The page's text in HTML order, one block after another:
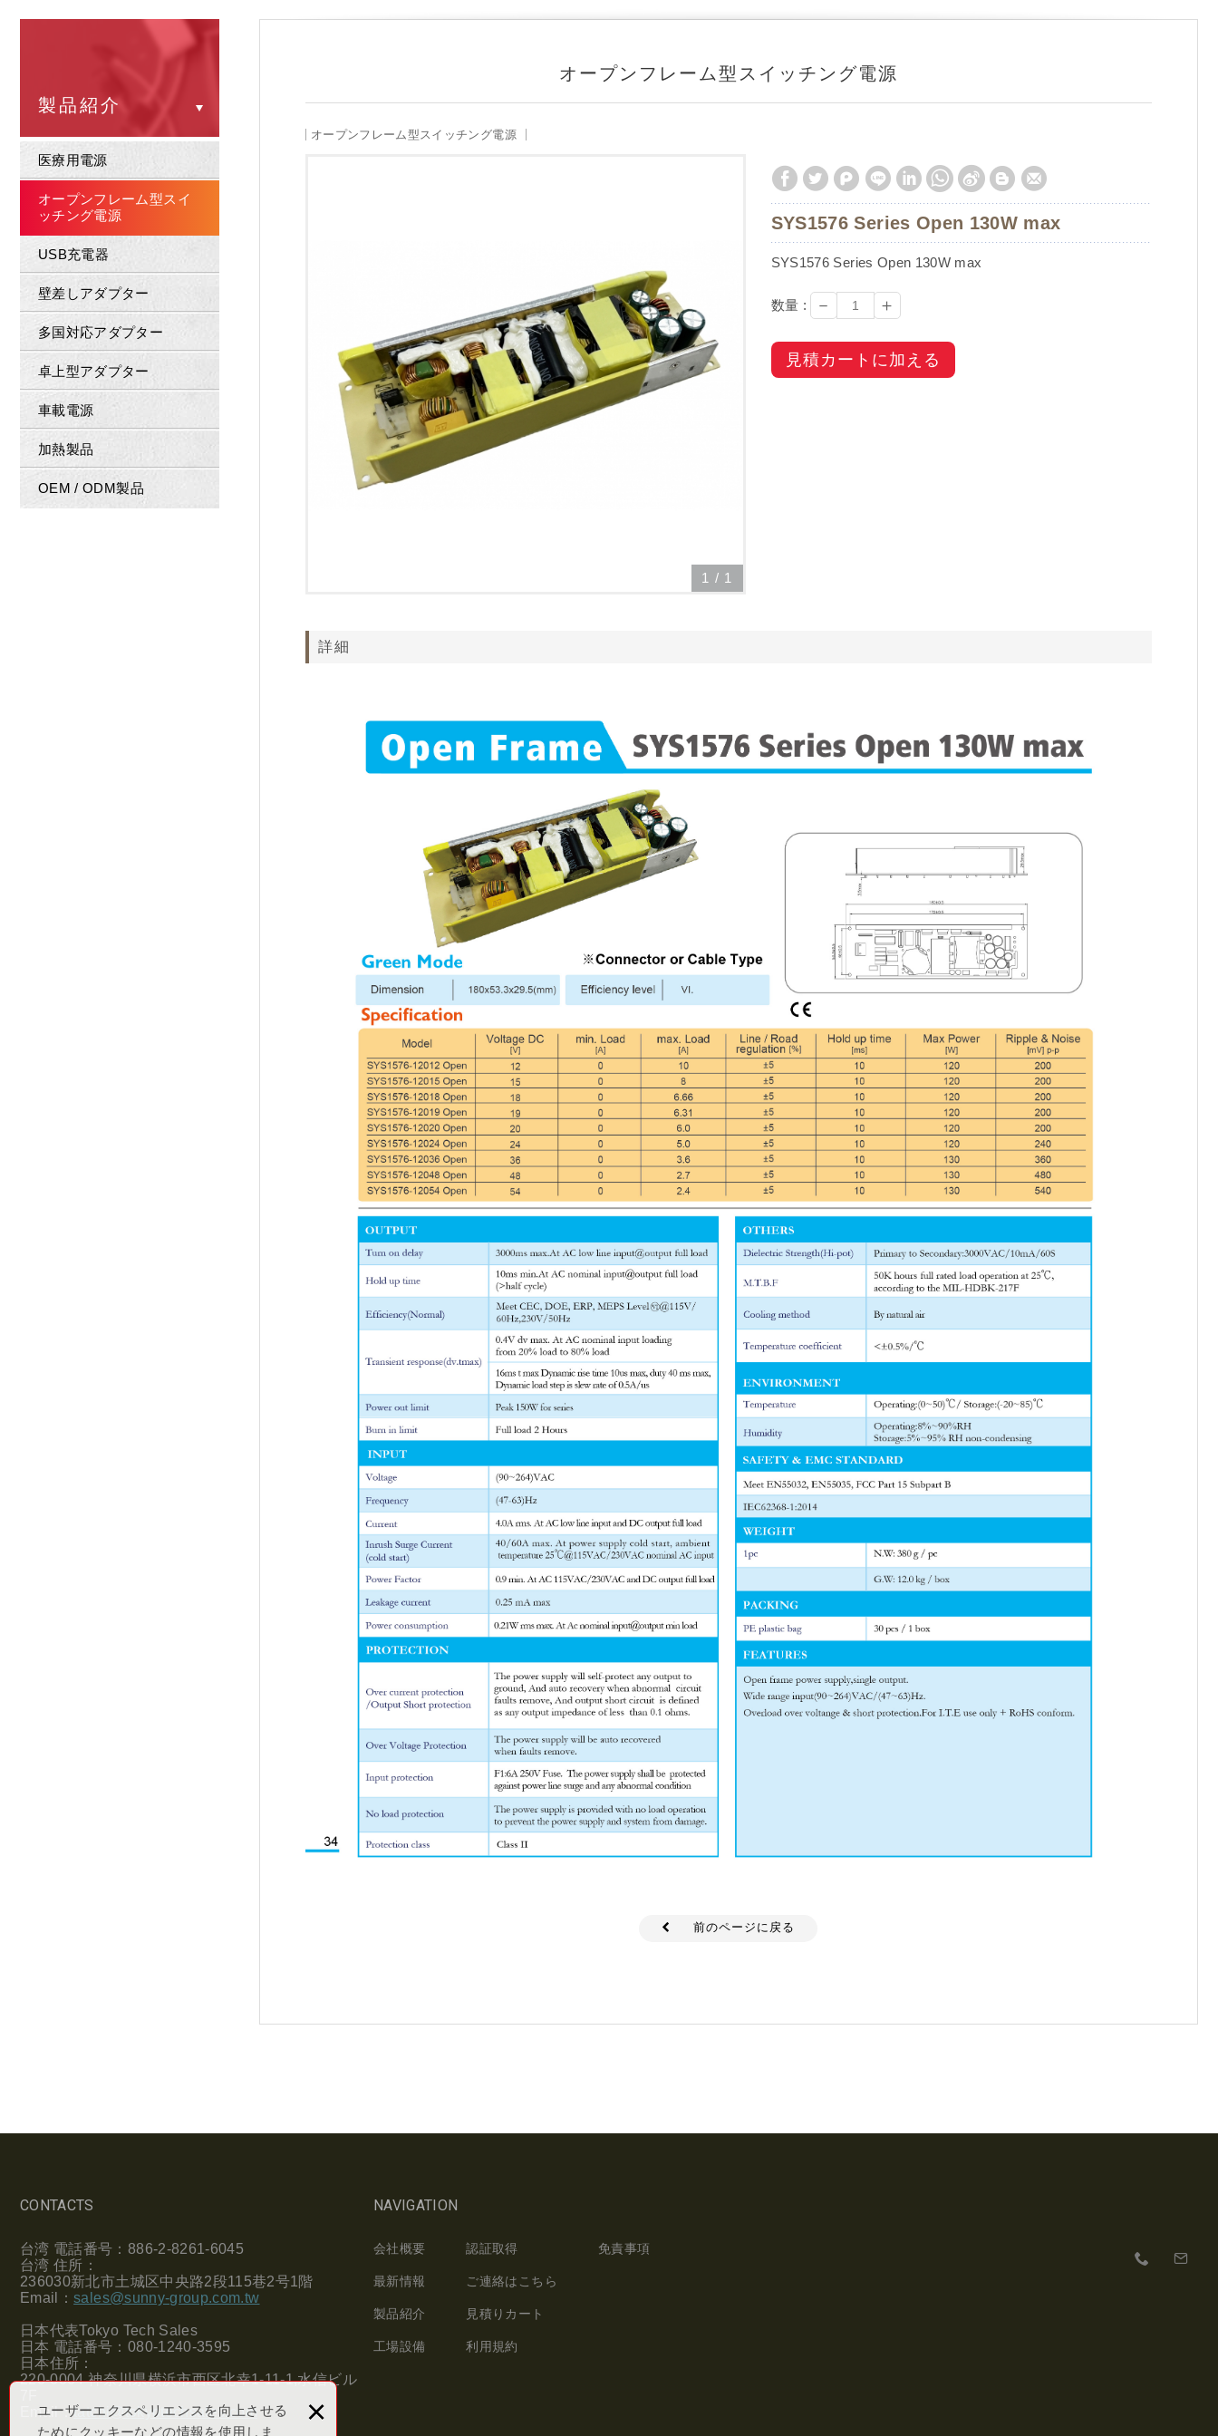
ユーザーエクスペリエンスを向上させる
ためにクッキーなどの情報を使用しま
×
製品紹介
医療用電源
オープンフレーム型スイ
ッチング電源
USB充電器
壁差しアダプター
多国対応アダプター
卓上型アダプター
車載電源
加熱製品
OEM / ODM製品
オープンフレーム型スイッチング電源
オープンフレーム型スイッチング電源
SYS1576 Series Open 130W max
SYS1576 Series Open 130W max
数量 : － ＋
見積カートに加える
1 / 1
詳細
前のページに戻る
CONTACTS
台湾 電話番号： 886-2-8261-6045
台湾 住所：
236030新北市土城区中央路2段115巷2号1 階
Email
：sales@sunny-group.com.tw
日本代表Tokyo Tech Sales
日本 電話番号： 080-1240-3595
日本住所：
220-0004神奈川県横浜市西区北幸1-11-1,水信ビル
Email：tatchi@tokyotechsales.com
NAVIGATION
会社概要
最新情報
製品紹介
工場設備
認証取得
ご連絡はこちら
見積りカート
利用規約
免責事項